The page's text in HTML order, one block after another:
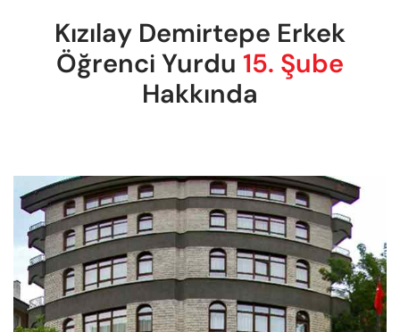
Kızılay Demirtepe Erkek
Öğrenci Yurdu 15. Şube
Hakkında